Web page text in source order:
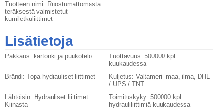
Tuotteen nimi: Ruostumattomasta
teräksestä valmistetut
kumiletkuliittimet
Lisätietoja
Pakkaus: kartonki ja puukotelo Tuottavuus: 500000 kpl
kuukaudessa
Brändi: Topa-hydrauliset liittimet Kuljetus: Valtameri, maa, ilma, DHL
/ UPS / TNT
Lähtöisin: Hydrauliset liittimet
Kiinasta
Toimituskyky: 500000 kpl
hydrauliliittimiä kuukaudessa